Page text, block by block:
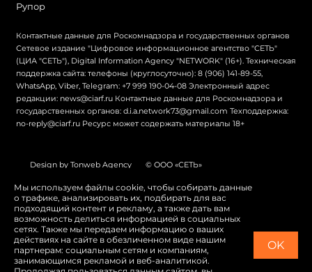
Рупор
Контактные данные для Роскомнадзора и государственных органов
Сетевое издание "Цифровое информационное агентство "СЕТЬ"
(ЦИА "СЕТЬ"), Digital Information Agency "NETWORK" (16+). Техническая
поддержка сайта: телефоны (круглосуточно): 8 (906) 141-89-55,
WhatsApp, Viber, Telegram: +7 999 190-04-08 Электронный адрес
редакции: news@ciarf.ru Контактные данные для Роскомнадзора и
государственных органов: d.i.a.network73@gmail.com Техподдержка:
no-reply@ciarf.ru Ресурс может содержать материалы 18+
Design by Tonweb Agency © ООО «СЕТЬ»
Политика конфиденциальности Карта сайта
Switch to English
Мы используем файлы cookie, чтобы собирать данные
о трафике, анализировать их, подбирать для вас
подходящий контент и рекламу, а также дать вам
возможность делиться информацией в социальных
сетях. Также мы передаем информацию о ваших
действиях на сайте в обезличенном виде нашим
партнерам: социальным сетям и компаниям,
занимающимся рекламой и веб-аналитикой.
OK